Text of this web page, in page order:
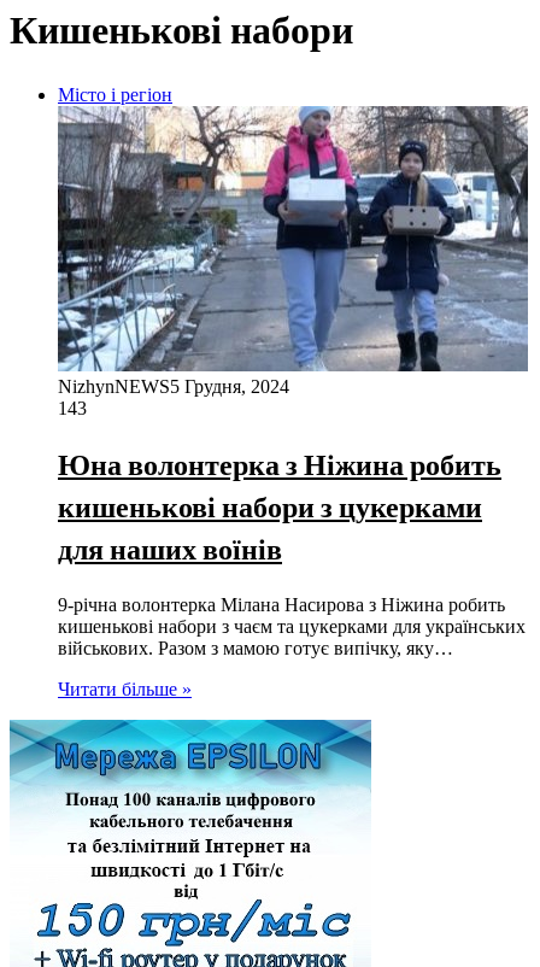
Кишенькові набори
Місто і регіон
NizhynNEWS5 Грудня, 2024
143
Юна волонтерка з Ніжина робить
кишенькові набори з цукерками
для наших воїнів
9-річна волонтерка Мілана Насирова з Ніжина робить
кишенькові набори з чаєм та цукерками для українських
військових. Разом з мамою готує випічку, яку…
Читати більше »